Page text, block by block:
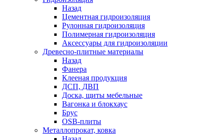
Назад
Цементная гидроизоляция
Рулонная гидроизоляция
Полимерная гидроизоляция
Аксессуары для гидроизоляции
Древесно-плитные материалы
Назад
Фанера
Клееная продукция
ДСП, ДВП
Доска, щиты мебельные
Вагонка и блокхаус
Брус
OSB-плиты
Металлопрокат, ковка